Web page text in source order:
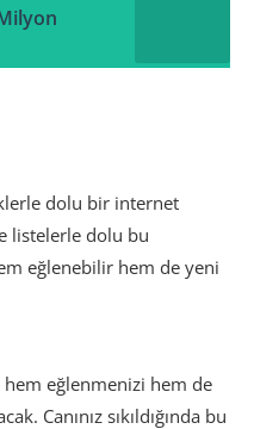
dolu bir internet
listelerle dolu bu
eğlenebilir hem de yeni
eğlenmenizi hem de
Canınız sıkıldığında bu